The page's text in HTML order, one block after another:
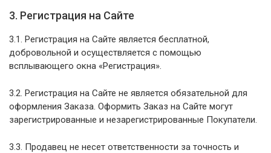
3. Регистрация на Сайте
3.1. Регистрация на Сайте является бесплатной,
добровольной и осуществляется с помощью
всплывающего окна «Регистрация».
3.2. Регистрация на Сайте не является обязательной для
оформления Заказа. Оформить Заказ на Сайте могут
зарегистрированные и незарегистрированные Покупатели.
3.3. Продавец не несет ответственности за точность и